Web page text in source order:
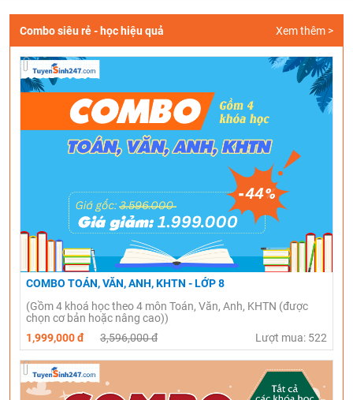
Combo siêu rẻ - học hiệu quả Xem thêm >
COMBO TOÁN, VĂN, ANH, KHTN - LỚP 8
(Gồm 4 khoá học theo 4 môn Toán, Văn, Anh, KHTN (được
chọn cơ bản hoặc nâng cao))
1,999,000 đ
3,596,000 đ Lượt mua: 522